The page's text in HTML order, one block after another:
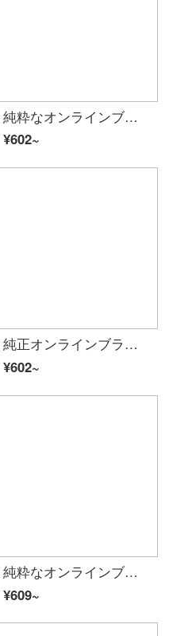
純粋なオンラインブランドA 21夏には、2020ファッションの百合トップスと男女Tシャツーの丸首半袖シャツを新たに着て、カップル服には甘いカップル服R 40213222男性用-浅粉緑S
¥602~
純正オンラインブランドA 21夏新着2020レイディ・スーフフカジュアルアニメ半袖トップス女性ゆったり中袖Tシャッツ中長款bf風F 4 02231056特白160/84 A/M
¥602~
純粋なオンラインブランドA 21夏には、2020レディ・スーフを新着しています。
¥609~